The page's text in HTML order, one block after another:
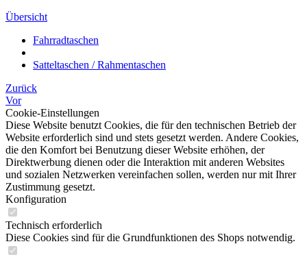
Übersicht
Fahrradtaschen
Satteltaschen / Rahmentaschen
Zurück
Vor
Cookie-Einstellungen
Diese Website benutzt Cookies, die für den technischen Betrieb der
Website erforderlich sind und stets gesetzt werden. Andere Cookies,
die den Komfort bei Benutzung dieser Website erhöhen, der
Direktwerbung dienen oder die Interaktion mit anderen Websites
und sozialen Netzwerken vereinfachen sollen, werden nur mit Ihrer
Zustimmung gesetzt.
Konfiguration
Technisch erforderlich
Diese Cookies sind für die Grundfunktionen des Shops notwendig.